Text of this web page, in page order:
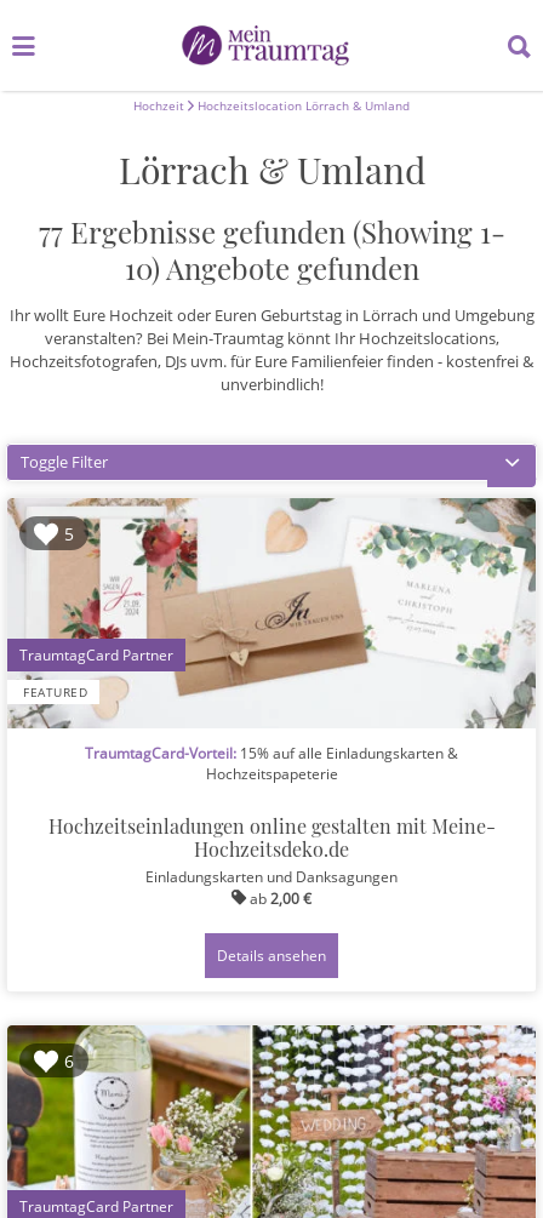
nach:
nach:
Hochzeit Hochzeitslocation Lörrach & Umland
Lörrach & Umland
77 Ergebnisse gefunden (Showing 1-
10) Angebote gefunden
Ihr wollt Eure Hochzeit oder Euren Geburtstag in Lörrach und Umgebung
veranstalten? Bei Mein-Traumtag könnt Ihr Hochzeitslocations,
Hochzeitsfotografen, DJs uvm. für Eure Familienfeier finden - kostenfrei &
unverbindlich!
Toggle Filter
5
FEATURED
TraumtagCard-Vorteil: 15% auf alle Einladungskarten &
Hochzeitspapeterie
Hochzeitseinladungen online gestalten mit Meine-
Hochzeitsdeko.de
Einladungskarten und Danksagungen
ab2,00 €
Details ansehen
6
1